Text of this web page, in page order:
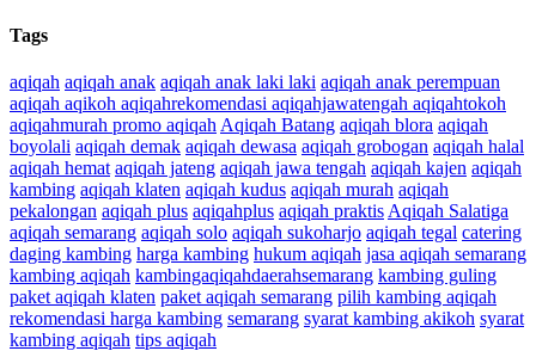
Tags
aqiqah aqiqah anak aqiqah anak laki laki aqiqah anak perempuan
aqiqah aqikoh aqiqahrekomendasi aqiqahjawatengah aqiqahtokoh
aqiqahmurah promo aqiqah Aqiqah Batang aqiqah blora aqiqah
boyolali aqiqah demak aqiqah dewasa aqiqah grobogan aqiqah halal
aqiqah hemat aqiqah jateng aqiqah jawa tengah aqiqah kajen aqiqah
kambing aqiqah klaten aqiqah kudus aqiqah murah aqiqah
pekalongan aqiqah plus aqiqahplus aqiqah praktis Aqiqah Salatiga
aqiqah semarang aqiqah solo aqiqah sukoharjo aqiqah tegal catering
daging kambing harga kambing hukum aqiqah jasa aqiqah semarang
kambing aqiqah kambingaqiqahdaerahsemarang kambing guling
paket aqiqah klaten paket aqiqah semarang pilih kambing aqiqah
rekomendasi harga kambing semarang syarat kambing akikoh syarat
kambing aqiqah tips aqiqah